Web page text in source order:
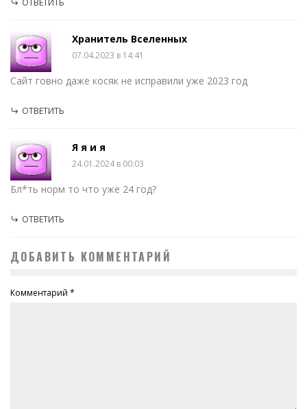
ОТВЕТИТЬ
Хранитель Вселенных
07.04.2023 в 14:41
Сайт говно даже косяк не исправили уже 2023 год
ОТВЕТИТЬ
Я я и я
24.01.2024 в 00:03
Бл*ть норм то что уже 24 год?
ОТВЕТИТЬ
ДОБАВИТЬ КОММЕНТАРИЙ
Комментарий *